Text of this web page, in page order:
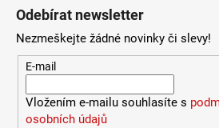
Odebírat newsletter
Nezmeškejte žádné novinky či slevy!
E-mail
Vložením e-mailu souhlasíte s
osobních údajů